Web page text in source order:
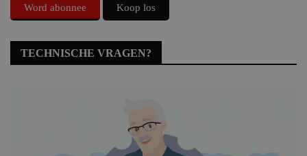
Word abonnee Koop los
TECHNISCHE VRAGEN?